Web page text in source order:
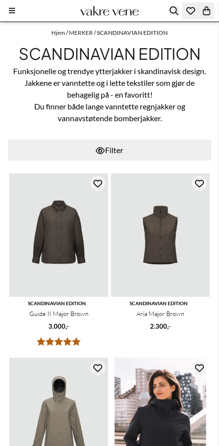
Hopp til innhold
Hjem/MERKER /SCANDINAVIAN EDITION
SCANDINAVIAN EDITION
Funksjonelle og trendye ytterjakker i skandinavisk design.
Jakkene er vanntette og i lette tekstiler som gjør de
behagelig på - en favoritt!
Du finner både lange vanntette regnjakker og
vannavstøtende bomberjakker.
Filter
Karakter:
SCANDINAVIAN EDITION
Guide II Major Brown
3.000,-
SCANDINAVIAN EDITION
Aria Major Brown
2.300,-